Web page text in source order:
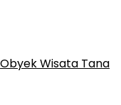
Obyek Wisata Tana